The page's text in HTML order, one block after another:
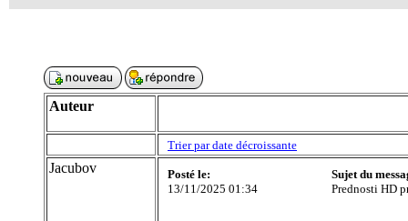
Auteur
Trier par date décroissante
Jacubov
Posté le:
13/11/2025 01:34
Sujet du
Prednosti HD